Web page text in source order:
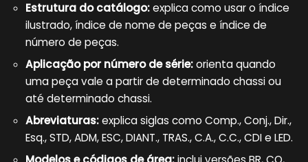
Estrutura do catálogo:explica como usar o índice
ilustrado, índice de nome de peças e índice de
número de peças.
Aplicação por número de série:orienta quando
uma peça vale a partir de determinado chassi ou
até determinado chassi.
Abreviaturas:explica siglas como Comp., Conj., Dir.,
Esq., STD, ADM, ESC, DIANT., TRAS., C.A., C.C., CDI e LED.